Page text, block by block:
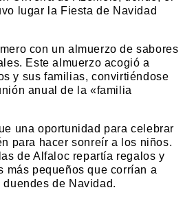
lugar la Fiesta de Navidad
con un almuerzo de sabores
Este almuerzo acogió a
y sus familias, convirtiéndose
anual de la «familia
una oportunidad para celebrar
para hacer sonreír a los niños.
de Alfaloc repartía regalos y
más pequeños que corrían a
de Navidad.